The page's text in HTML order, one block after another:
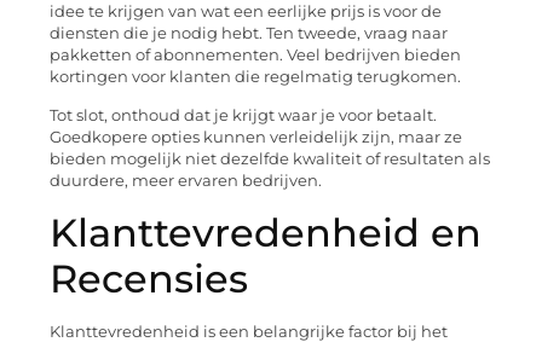
idee te krijgen van wat een eerlijke prijs is voor de
diensten die je nodig hebt. Ten tweede, vraag naar
pakketten of abonnementen. Veel bedrijven bieden
kortingen voor klanten die regelmatig terugkomen.
Tot slot, onthoud dat je krijgt waar je voor betaalt.
Goedkopere opties kunnen verleidelijk zijn, maar ze
bieden mogelijk niet dezelfde kwaliteit of resultaten als
duurdere, meer ervaren bedrijven.
Klanttevredenheid en
Recensies
Klanttevredenheid is een belangrijke factor bij het